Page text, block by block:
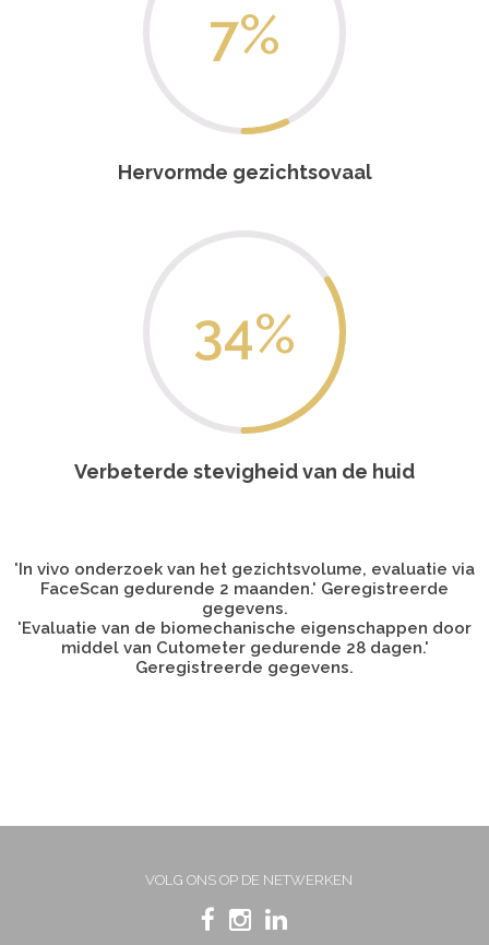
7%
Hervormde gezichtsovaal
34%
Verbeterde stevigheid van de huid
'In vivo onderzoek van het gezichtsvolume, evaluatie via
FaceScan gedurende 2 maanden.' Geregistreerde
gegevens.
'Evaluatie van de biomechanische eigenschappen door
middel van Cutometer gedurende 28 dagen.'
Geregistreerde gegevens.
VOLG ONS OP DE NETWERKEN